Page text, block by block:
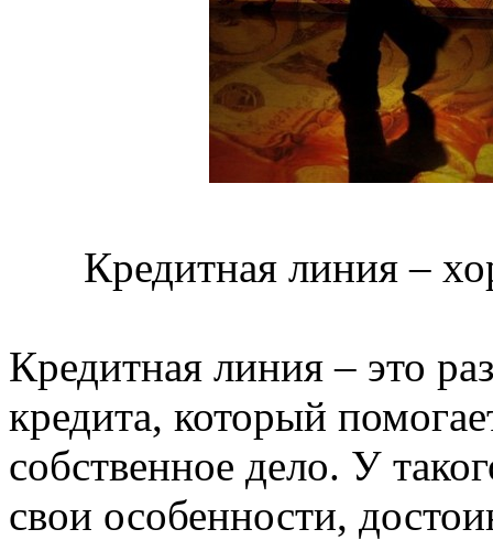
Кредитная линия –
Кредитная линия – это
кредита, который
собственное дело. У
свои особенности,